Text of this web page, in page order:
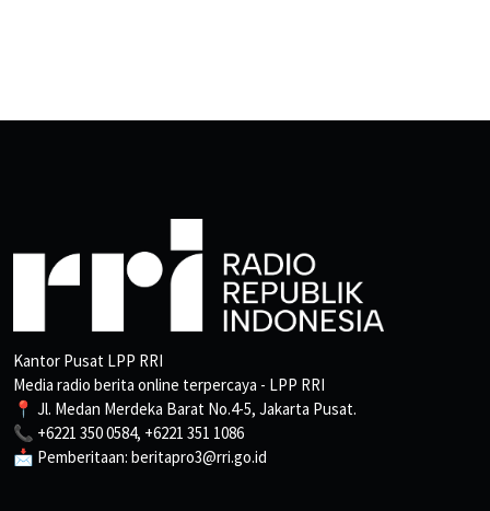
Kantor Pusat LPP RRI
Media radio berita online terpercaya - LPP RRI
📍 Jl. Medan Merdeka Barat No.4-5, Jakarta Pusat.
📞 +6221 350 0584, +6221 351 1086
📩 Pemberitaan: beritapro3@rri.go.id